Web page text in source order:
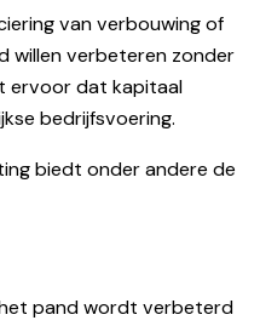
van verbouwing of
willen verbeteren zonder
ervoor dat kapitaal
bedrijfsvoering.
biedt onder andere de
pand wordt verbeterd